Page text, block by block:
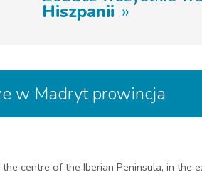
Hiszpanii
w Madryt prowincja
centre of the Iberian Peninsula, in the